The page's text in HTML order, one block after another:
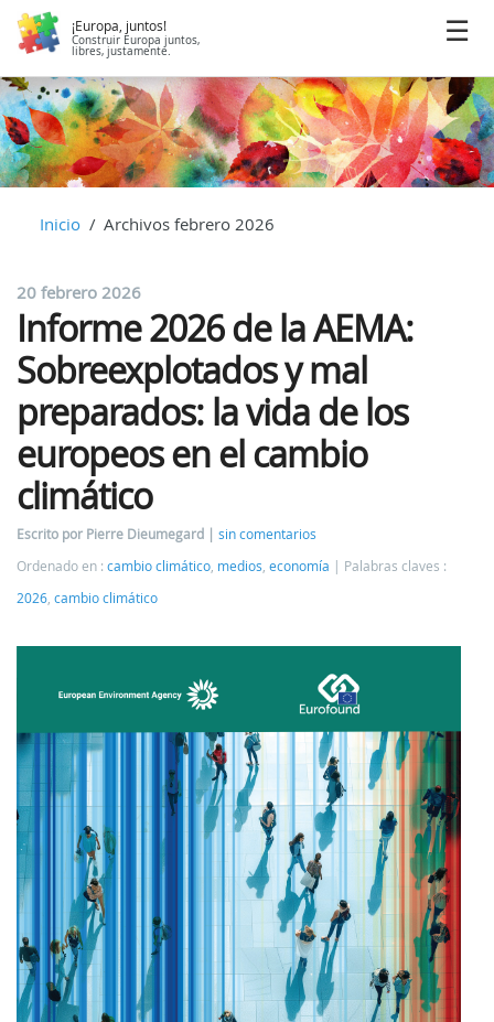
¡Europa, juntos!
Construir Europa juntos,
libres, justamente.
Inicio Archivos febrero 2026
20 febrero 2026
Informe 2026 de la AEMA:
Sobreexplotados y mal
preparados: la vida de los
europeos en el cambio
climático
Escrito por Pierre Dieumegard
sin comentarios
Ordenado en : cambio climático medios economía
Palabras claves :
2026 cambio climático